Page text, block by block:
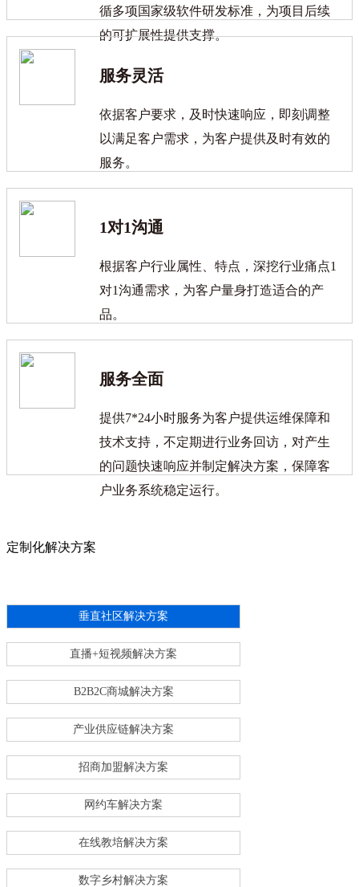
循多项国家级软件研发标准，为项目后续
的可扩展性提供支撑。
服务灵活
依据客户要求，及时快速响应，即刻调整
以满足客户需求，为客户提供及时有效的
服务。
1对1沟通
根据客户行业属性、特点，深挖行业痛点1
对1沟通需求，为客户量身打造适合的产
品。
服务全面
提供7*24小时服务为客户提供运维保障和
技术支持，不定期进行业务回访，对产生
的问题快速响应并制定解决方案，保障客
户业务系统稳定运行。
定制化解决方案
垂直社区解决方案
直播+短视频解决方案
B2B2C商城解决方案
产业供应链解决方案
招商加盟解决方案
网约车解决方案
在线教培解决方案
数字乡村解决方案